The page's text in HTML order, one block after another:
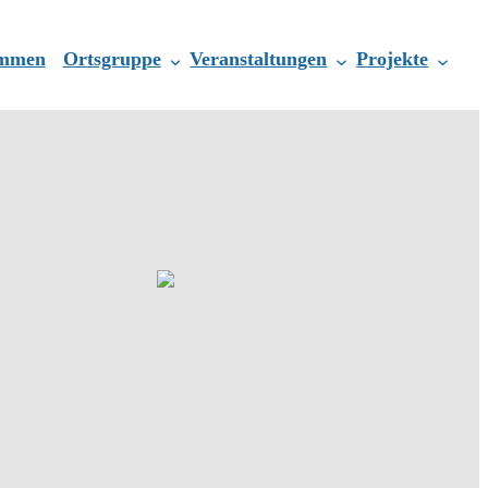
Ortsgruppe Veranstaltungen Projekte